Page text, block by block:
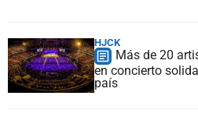
HJCK
Más de 20
en concierto
país